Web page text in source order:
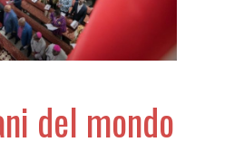
del mondo